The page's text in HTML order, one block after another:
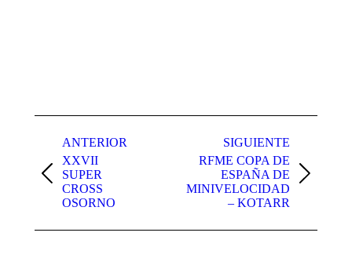
entre
publicaciones
ANTERIOR
Publicación
anterior:
XXVII
SUPER
CROSS
OSORNO
SIGUIENTE
Publicación
siguiente:
RFME COPA DE
ESPAÑA DE
MINIVELOCIDAD
– KOTARR